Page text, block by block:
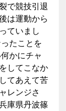
で競技引退
は運動から
ていまし
たことを
かにチャ
してこなか
てあえて苦
レンジさ
庫県丹波篠